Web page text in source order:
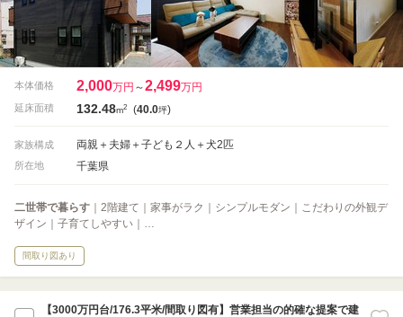
本体価格 2,000万円 ～2,499万円
延床面積 132.48m2 (40.0坪)
家族構成 両親＋夫婦＋子ども２人＋犬2匹
所在地 千葉県
二世帯で暮らす ｜2階建て｜家事がラク｜シンプルモダン｜こだわりの外観デ
ザイン｜子育てしやすい｜…
間取り図あり
【3000万円台/176.3平米/間取り図有】営業担当の的確な提案で建